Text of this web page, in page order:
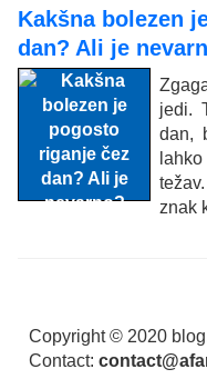
Kakšna bolezen
dan? Ali je
jedi.
dan,
znak
Copyright © 2020
Contact: